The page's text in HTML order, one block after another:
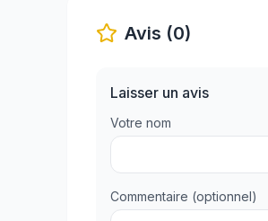
Avis (0)
Laisser un avis
Votre nom
Commentaire (optionnel)